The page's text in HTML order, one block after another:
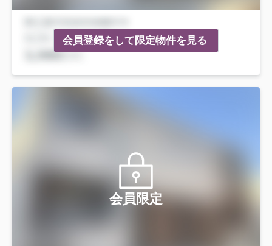
会員登録をして限定物件を見る
会員限定